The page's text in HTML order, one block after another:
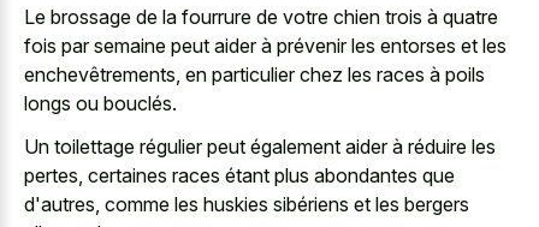
Le brossage de la fourrure de votre chien trois à quatre
fois par semaine peut aider à prévenir les entorses et les
enchevêtrements, en particulier chez les races à poils
longs ou bouclés.
Un toilettage régulier peut également aider à réduire les
pertes, certaines races étant plus abondantes que
d'autres, comme les huskies sibériens et les bergers